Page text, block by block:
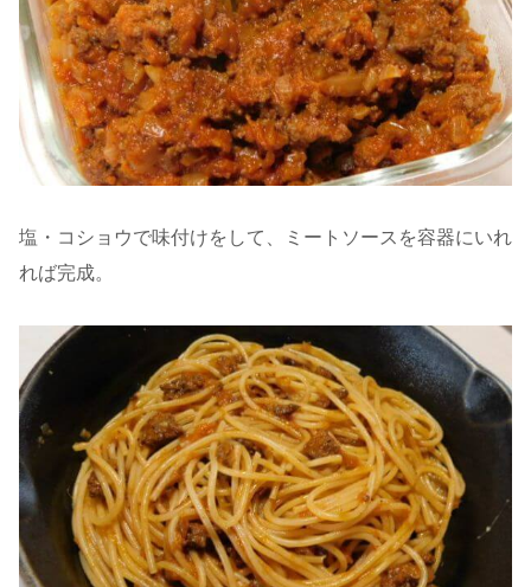
塩・コショウで味付けをして、ミートソースを容器にいれ
れば完成。